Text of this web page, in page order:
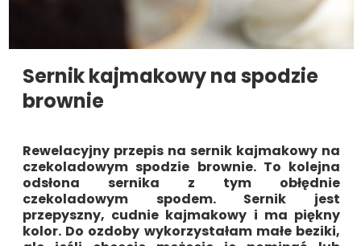
Sernik kajmakowy na spodzie
brownie
Rewelacyjny przepis na sernik kajmakowy na
czekoladowym spodzie brownie. To kolejna
odsłona sernika z tym obłędnie
czekoladowym spodem. Sernik jest
przepyszny, cudnie kajmakowy i ma piękny
kolor. Do ozdoby wykorzystałam małe beziki,